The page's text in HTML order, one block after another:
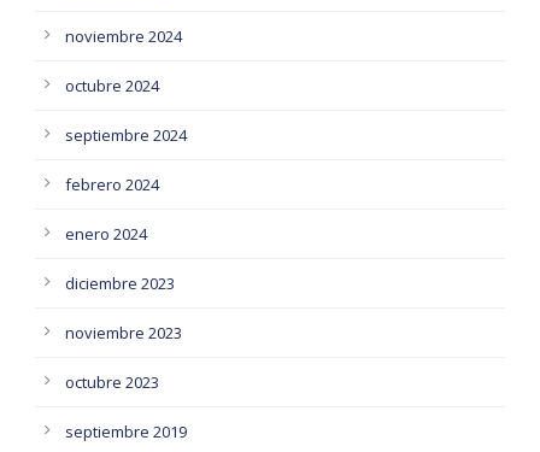
noviembre 2024
octubre 2024
septiembre 2024
febrero 2024
enero 2024
diciembre 2023
noviembre 2023
octubre 2023
septiembre 2019